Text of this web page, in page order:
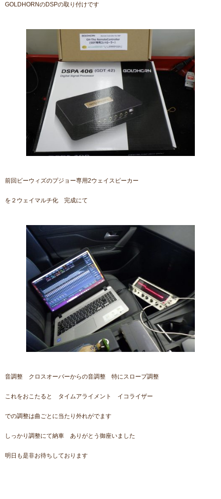
GOLDHORNのDSPの取り付けです
前回ビーウィズのプジョー専用2ウェイスピーカー
を２ウェイマルチ化 完成にて
音調整 クロスオーバーからの音調整 特にスロープ調整
これをおこたると タイムアライメント イコライザー
での調整は曲ごとに当たり外れがでます
しっかり調整にて納車 ありがとう御座いました
明日も是非お待ちしております